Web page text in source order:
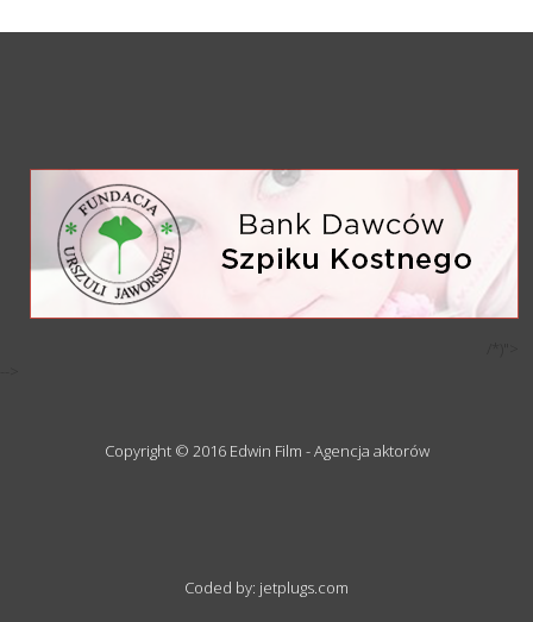
Copyright © 2016 Edwin Film - Agencja aktorów
Coded by: jetplugs.com